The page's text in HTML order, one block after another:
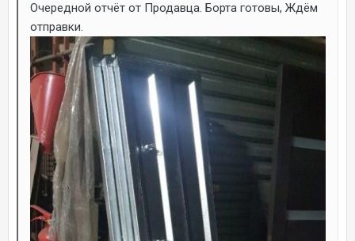
Очередной отчёт от Продавца. Борта готовы, Ждём
отправки.